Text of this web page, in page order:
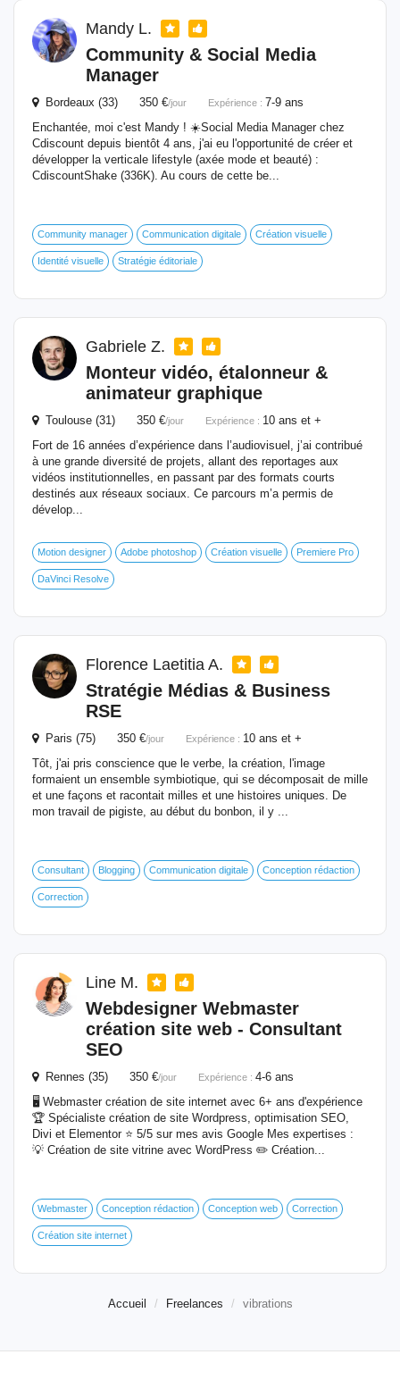
Mandy L.
Community & Social Media
Manager
Bordeaux (33) 350 €/jour Expérience : 7-9 ans
Enchantée, moi c'est Mandy ! ☀️​ Social Media Manager chez
Cdiscount depuis bientôt 4 ans, j'ai eu l'opportunité de créer et
développer la verticale lifestyle (axée mode et beauté) :
CdiscountShake (336K). Au cours de cette be...
Community manager Communication digitale Création visuelle
Identité visuelle Stratégie éditoriale
Gabriele Z.
Monteur vidéo, étalonneur &
animateur graphique
Toulouse (31) 350 €/jour Expérience : 10 ans et +
Fort de 16 années d’expérience dans l’audiovisuel, j’ai contribué
à une grande diversité de projets, allant des reportages aux
vidéos institutionnelles, en passant par des formats courts
destinés aux réseaux sociaux. Ce parcours m’a permis de
dévelop...
Motion designer Adobe photoshop Création visuelle Premiere Pro
DaVinci Resolve
Florence Laetitia A.
Stratégie Médias & Business
RSE
Paris (75) 350 €/jour Expérience : 10 ans et +
Tôt, j'ai pris conscience que le verbe, la création, l'image
formaient un ensemble symbiotique, qui se décomposait de mille
et une façons et racontait milles et une histoires uniques. De
mon travail de pigiste, au début du bonbon, il y ...
Consultant Blogging Communication digitale Conception rédaction
Correction
Line M.
Webdesigner Webmaster
création site web - Consultant
SEO
Rennes (35) 350 €/jour Expérience : 4-6 ans
🖥 Webmaster création de site internet avec 6+ ans d'expérience
🏆 Spécialiste création de site Wordpress, optimisation SEO,
Divi et Elementor ⭐️ 5/5 sur mes avis Google Mes expertises :
💡 Création de site vitrine avec WordPress ✏️ Création...
Webmaster Conception rédaction Conception web Correction
Création site internet
Accueil Freelances vibrations